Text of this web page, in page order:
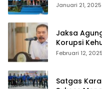
Januari 21, 2025
Jaksa
Korupsi
Pengusutan
Februari 12, 2025
Satgas